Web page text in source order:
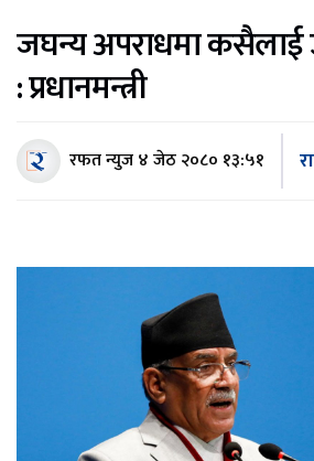
जघन्य अपराधमा कसैलाई
: प्रधानमन्त्री
रफत न्युज४ जेठ २०८० १३:५१